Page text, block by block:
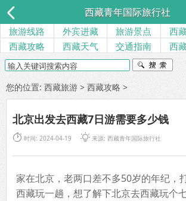
西藏青年国际旅行社
旅游线路 外宾进藏 旅游景点 西
西藏攻略
西藏天气 交通指南 西
您的位置: 西藏旅游 > 西藏攻略 >
北京出发去西藏7日游需要多少钱
 时间: 2024-04-19 来源: 西藏青年国际旅行社
家在北京，老两口差不多50岁的年纪，
西藏玩一趟，想了解下北京去西藏玩个